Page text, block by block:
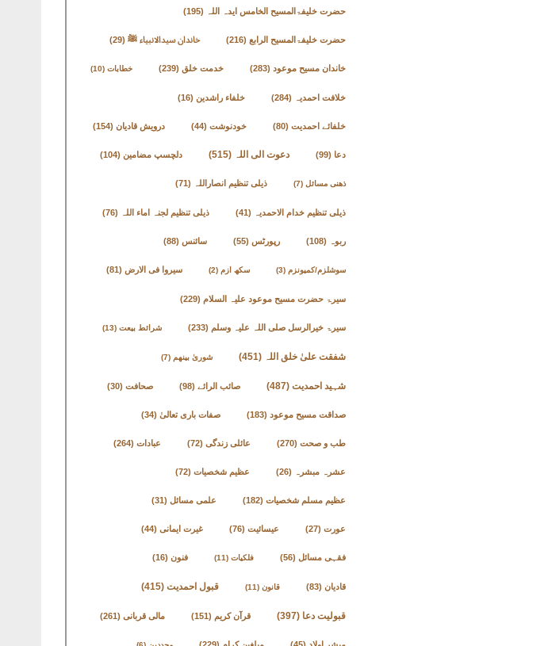
حضرت خلیفۃالمسیح الخامس ایدہ اللہ (195)
حضرت خلیفۃالمسیح الرابع (216) خاندان سیدالانبیاء ﷺ(29)
خاندان مسیح موعود(283) خدمت خلق (239) خطابات(10)
خلافت احمدیہ (284) خلفاء راشدین (16)
خلفائے احمدیت(80) خودنوشت(44) درویش قادیان(154)
دعا (99) دعوت الی اللہ (515) دلچسپ مضامین (104)
ذھنی مسائل (7) ذیلی تنظیم انصاراللہ (71)
ذیلی تنظیم خدام الاحمدیہ (41) ذیلی تنظیم لجنہ اماء اللہ (76)
ربوہ (108) رپورٹس (55) سائنس (88)
سوشلزم/کمیونزم (3) سکھ ازم (2) سیروا فی الارض (81)
سیرۃ حضرت مسیح موعود علیہ السلام (229)
سیرۃ خیرالرسل صلی اللہ علیہ وسلم (233) شرائط بیعت(13)
شفقت علیٰ خلق اللہ (451) شوریٰ بینھم (7)
شہید احمدیت(487) صائب الرائے (98) صحافت(30)
صداقت مسیح موعود(183) صفات باری تعالیٰ(34)
طب و صحت(270) عائلی زندگی(72) عبادات(264)
عشرہ مبشرہ (26) عظیم شخصیات(72)
عظیم مسلم شخصیات(182) علمی مسائل (31)
عورت(27) عیسائیت(76) غیرت ایمانی(44)
فقہی مسائل (56) فلکیات(11) فنون(16)
قادیان(83) قانون(11) قبول احمدیت(415)
قبولیت دعا (397) قرآن کریم (151) مالی قربانی(261)